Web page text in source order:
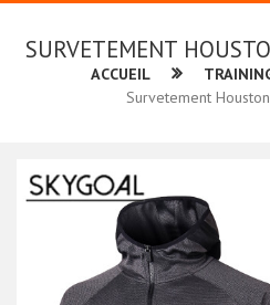
SURVETEMENT
ACCUEIL
Survetement